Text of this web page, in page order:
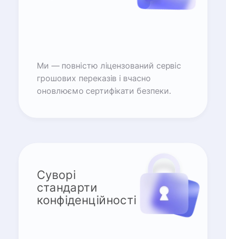
Ми — повністю ліцензований сервіс
грошових переказів і вчасно
оновлюємо сертифікати безпеки.
Суворі
стандарти
конфіденційності